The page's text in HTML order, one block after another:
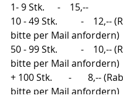
1- 9 Stk.     	-    15,--
10 - 49 Stk. 	-    12,-- (Rabattcode
bitte per Mail anfordern)
50 - 99 Stk. 	-    10,-- (Rabattcode
bitte per Mail anfordern)
+ 100 Stk.       -       8,--
bitte per Mail anfordern)